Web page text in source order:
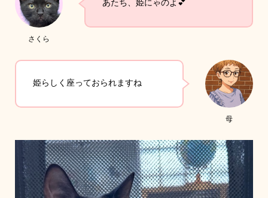
さくら
母
姫らしく座っておられますね